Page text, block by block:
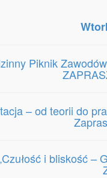
Piknik
– od teorii do
i bliskość –